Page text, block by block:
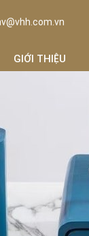
GIỚI THIỆU